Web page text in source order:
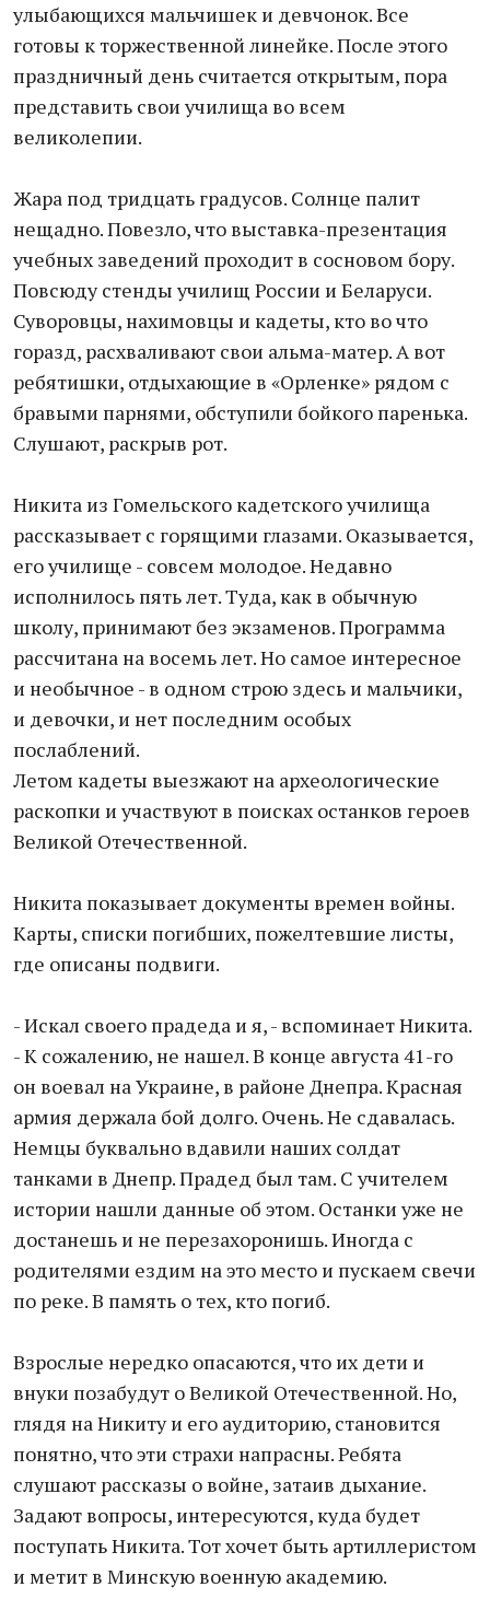
улыбающихся мальчишек и девчонок. Все
готовы к торжественной линейке. После этого
праздничный день считается открытым, пора
представить свои училища во всем
великолепии.
Жара под тридцать градусов. Солнце палит
нещадно. Повезло, что выставка-презентация
учебных заведений проходит в сосновом бору.
Повсюду стенды училищ России и Беларуси.
Суворовцы, нахимовцы и кадеты, кто во что
горазд, расхваливают свои альма-матер. А вот
ребятишки, отдыхающие в «Орленке» рядом с
бравыми парнями, обступили бойкого паренька.
Слушают, раскрыв рот.
Никита из Гомельского кадетского училища
рассказывает с горящими глазами. Оказывается,
его училище - совсем молодое. Недавно
исполнилось пять лет. Туда, как в обычную
школу, принимают без экзаменов. Программа
рассчитана на восемь лет. Но самое интересное
и необычное - в одном строю здесь и мальчики,
и девочки, и нет последним особых
послаблений.
Летом кадеты выезжают на археологические
раскопки и участвуют в поисках останков героев
Великой Отечественной.
Никита показывает документы времен войны.
Карты, списки погибших, пожелтевшие листы,
где описаны подвиги.
- Искал своего прадеда и я, - вспоминает Никита.
- К сожалению, не нашел. В конце августа 41-го
он воевал на Украине, в районе Днепра. Красная
армия держала бой долго. Очень. Не сдавалась.
Немцы буквально вдавили наших солдат
танками в Днепр. Прадед был там. С учителем
истории нашли данные об этом. Останки уже не
достанешь и не перезахоронишь. Иногда с
родителями ездим на это место и пускаем свечи
по реке. В память о тех, кто погиб.
Взрослые нередко опасаются, что их дети и
внуки позабудут о Великой Отечественной. Но,
глядя на Никиту и его аудиторию, становится
понятно, что эти страхи напрасны. Ребята
слушают рассказы о войне, затаив дыхание.
Задают вопросы, интересуются, куда будет
поступать Никита. Тот хочет быть артиллеристом
и метит в Минскую военную академию.